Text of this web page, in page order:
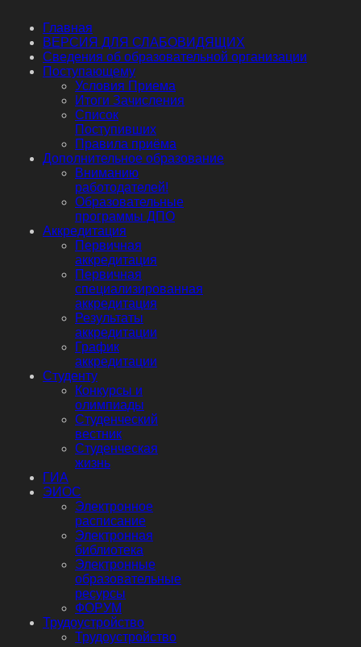
Главная
ВЕРСИЯ ДЛЯ СЛАБОВИДЯЩИХ
Сведения об образовательной организации
Поступающему
Условия Приема
Итоги Зачисления
Список
Поступивших
Правила приёма
Дополнительное образование
Вниманию
работодателей!
Образовательные
программы ДПО
Аккредитация
Первичная
аккредитация
Первичная
специализированная
аккредитация
Результаты
аккредитации
График
аккредитации
Студенту
Конкурсы и
олимпиады
Студенческий
вестник
Студенческая
жизнь
ГИА
ЭИОС
Электронное
расписание
Электронная
библиотека
Электронные
образовательные
ресурсы
ФОРУМ
Трудоустройство
Трудоустройство